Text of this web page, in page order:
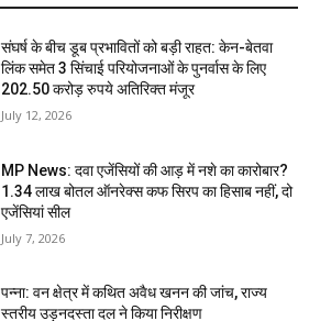
संघर्ष के बीच डूब प्रभावितों को बड़ी राहत: केन-बेतवा
लिंक समेत 3 सिंचाई परियोजनाओं के पुनर्वास के लिए
202.50 करोड़ रुपये अतिरिक्त मंजूर
July 12, 2026
MP News: दवा एजेंसियों की आड़ में नशे का कारोबार?
1.34 लाख बोतल ऑनरेक्स कफ सिरप का हिसाब नहीं, दो
एजेंसियां सील
July 7, 2026
पन्ना: वन क्षेत्र में कथित अवैध खनन की जांच, राज्य
स्तरीय उड़नदस्ता दल ने किया निरीक्षण